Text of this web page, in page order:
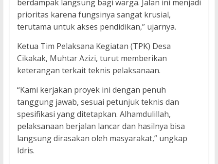
berdampak langsung bagi warga. Jalan ini menjadi
prioritas karena fungsinya sangat krusial,
terutama untuk akses pendidikan,” ujarnya.
Ketua Tim Pelaksana Kegiatan (TPK) Desa
Cikakak, Muhtar Azizi, turut memberikan
keterangan terkait teknis pelaksanaan.
“Kami kerjakan proyek ini dengan penuh
tanggung jawab, sesuai petunjuk teknis dan
spesifikasi yang ditetapkan. Alhamdulillah,
pelaksanaan berjalan lancar dan hasilnya bisa
langsung dirasakan oleh masyarakat,” ungkap
Idris.